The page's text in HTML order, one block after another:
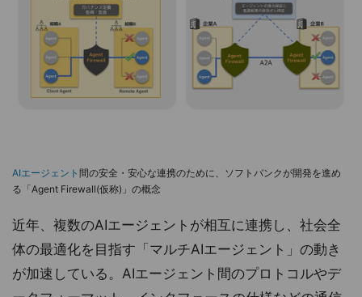
AIエージェント 間の安全・安心な連携のために、ソフトバンクが開発を進め
る「Agent Firewall(仮称)」の概念
近年、複数のAIエージェントが相互に連携し、社会全
体の最適化を目指す「マルチAIエージェント」の動き
が加速している。AIエージェント間のプロトコルやデ